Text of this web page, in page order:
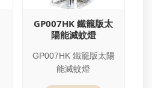
GP007HK 鐵籠版太
陽能滅蚊燈
GP007HK 鐵籠版太陽
能滅蚊燈